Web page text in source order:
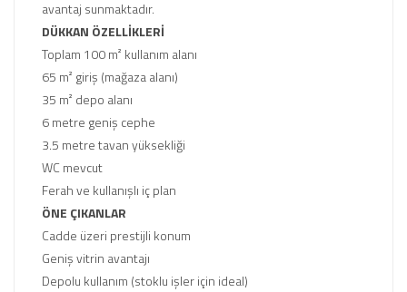
avantaj sunmaktadır.
DÜKKAN ÖZELLİKLERİ
Toplam 100 m² kullanım alanı
65 m² giriş (mağaza alanı)
35 m² depo alanı
6 metre geniş cephe
3.5 metre tavan yüksekliği
WC mevcut
Ferah ve kullanışlı iç plan
ÖNE ÇIKANLAR
Cadde üzeri prestijli konum
Geniş vitrin avantajı
Depolu kullanım (stoklu işler için ideal)